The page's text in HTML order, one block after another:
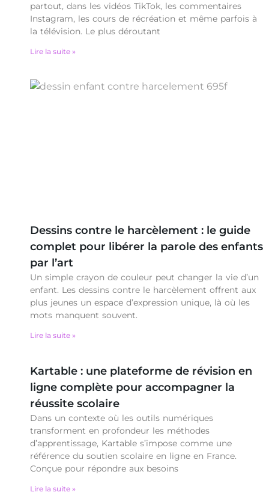
partout, dans les vidéos TikTok, les commentaires
Instagram, les cours de récréation et même parfois à
la télévision. Le plus déroutant
Lire la suite »
Dessins contre le harcèlement : le guide
complet pour libérer la parole des enfants
par l’art
Un simple crayon de couleur peut changer la vie d’un
enfant. Les dessins contre le harcèlement offrent aux
plus jeunes un espace d’expression unique, là où les
mots manquent souvent.
Lire la suite »
Kartable : une plateforme de révision en
ligne complète pour accompagner la
réussite scolaire
Dans un contexte où les outils numériques
transforment en profondeur les méthodes
d’apprentissage, Kartable s’impose comme une
référence du soutien scolaire en ligne en France.
Conçue pour répondre aux besoins
Lire la suite »